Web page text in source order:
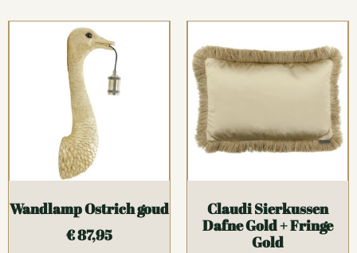
Wandlamp Ostrich goud
€87,95
Claudi Sierkussen
Dafne Gold + Fringe
Gold